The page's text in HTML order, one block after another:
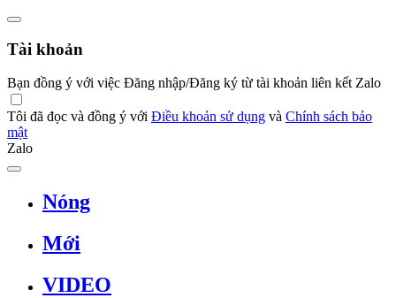
Tài khoản
Bạn đồng ý với việc Đăng nhập/Đăng ký từ tài khoản liên kết Zalo
Tôi đã đọc và đồng ý với Điều khoản sử dụng và Chính sách bảo
mật
Zalo
Nóng
Mới
VIDEO